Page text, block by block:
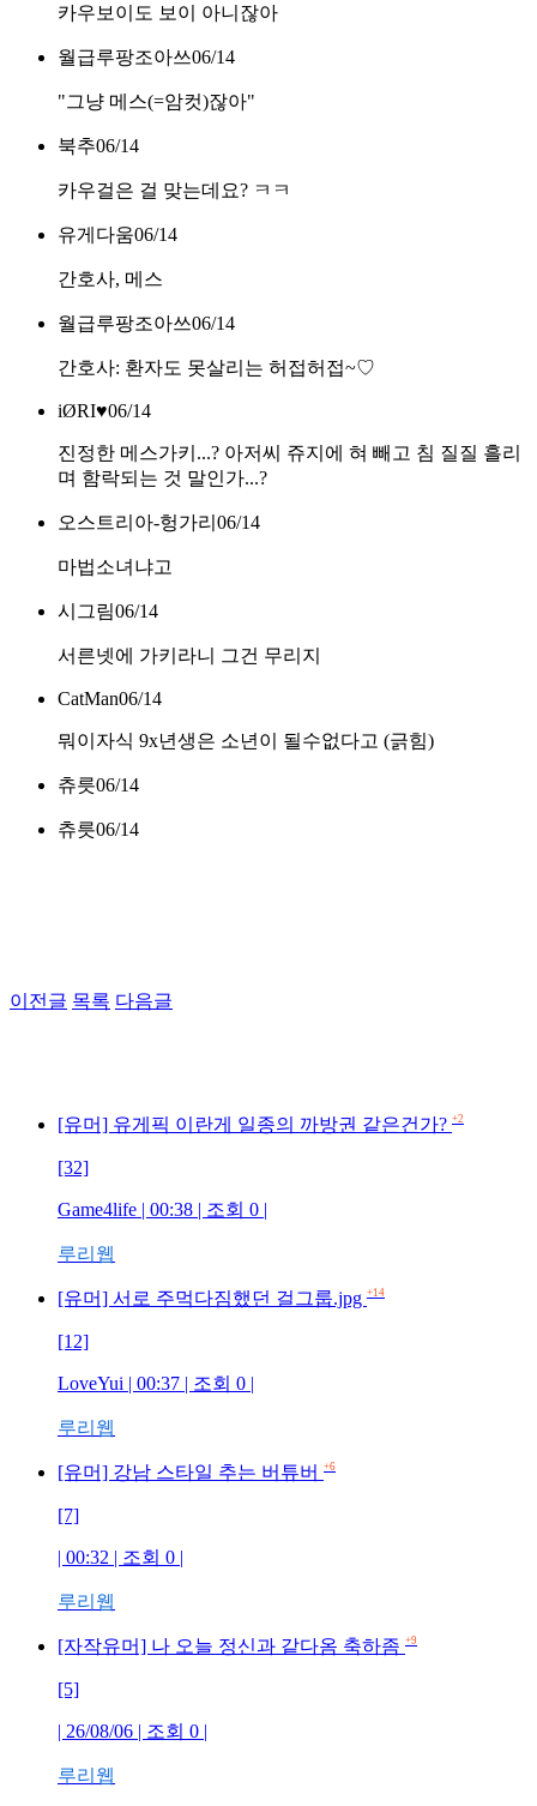
카우보이도 보이 아니잖아
월급루팡조아쓰06/14
"그냥 메스(=암컷)잖아"
북추06/14
카우걸은 걸 맞는데요? ㅋㅋ
유게다움06/14
간호사, 메스
월급루팡조아쓰06/14
간호사: 환자도 못살리는 허접허접~♡
iØRI♥06/14
진정한 메스가키...? 아저씨 쥬지에 혀 빼고 침 질질 흘리
며 함락되는 것 말인가...?
오스트리아-헝가리 06/14
마법소녀냐고
시그림06/14
서른넷에 가키라니 그건 무리지
CatMan06/14
뭐이자식 9x년생은 소년이 될수없다고 (긁힘)
츄릇06/14
츄릇06/14
이전글 목록 다음글
[유머] 유게픽 이란게 일종의 까방권 같은건가? +2
[32]
Game4life | 00:38 | 조회 0 |
루리웹
[유머] 서로 주먹다짐했던 걸그룹.jpg +14
[12]
LoveYui | 00:37 | 조회 0 |
루리웹
[유머] 강남 스타일 추는 버튜버 +6
[7]
| 00:32 | 조회 0 |
루리웹
[자작유머] 나 오늘 정신과 같다옴 축하좀 +9
[5]
| 26/08/06 | 조회 0 |
루리웹